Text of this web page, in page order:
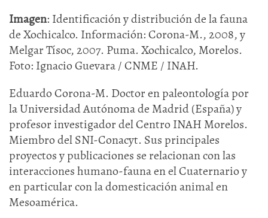
Imagen: Identificación y distribución de la fauna
de Xochicalco. Información: Corona-M., 2008, y
Melgar Tísoc, 2007. Puma. Xochicalco, Morelos.
Foto: Ignacio Guevara / CNME / INAH.
Eduardo Corona-M. Doctor en paleontología por
la Universidad Autónoma de Madrid (España) y
profesor investigador del Centro INAH Morelos.
Miembro del SNI-Conacyt. Sus principales
proyectos y publicaciones se relacionan con las
interacciones humano-fauna en el Cuaternario y
en particular con la domesticación animal en
Mesoamérica.